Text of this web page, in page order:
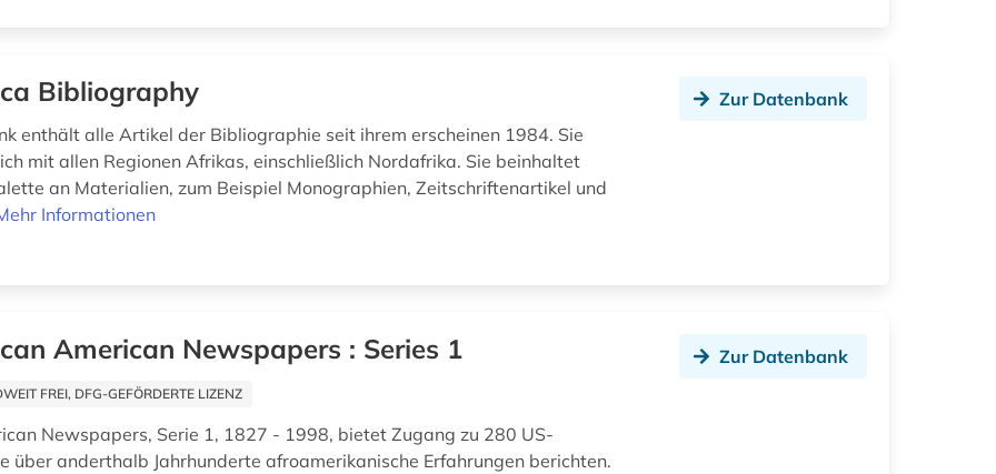
Bibliography
enthält alle Artikel der Bibliographie seit ihrem erscheinen 1984. Sie
mit allen Regionen Afrikas, einschließlich Nordafrika. Sie beinhaltet
an Materialien, zum Beispiel Monographien, Zeitschriftenartikel und
Informationen
Zur Datenbank
American Newspapers : Series 1
FREI, DFG-GEFÖRDERTE LIZENZ
Newspapers, Serie 1, 1827 - 1998, bietet Zugang zu 280 US-
über anderthalb Jahrhunderte afroamerikanische Erfahrungen berichten.
Zur Datenbank